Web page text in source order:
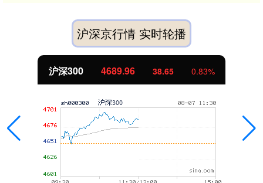
沪深京行情 实时轮播
沪深300 4689.96 38.65 0.83%